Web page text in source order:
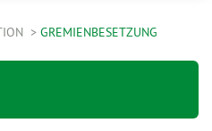
GREMIENBESETZUNG